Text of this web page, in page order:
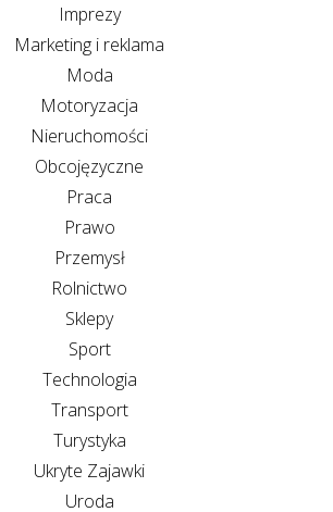
Imprezy
Marketing i reklama
Moda
Motoryzacja
Nieruchomości
Obcojęzyczne
Praca
Prawo
Przemysł
Rolnictwo
Sklepy
Sport
Technologia
Transport
Turystyka
Ukryte Zajawki
Uroda